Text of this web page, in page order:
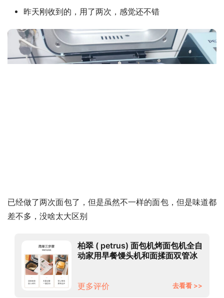
昨天刚收到的，用了两次，感觉还不错
已经做了两次面包了，但是虽然不一样的面包，但是味道都
差不多，没啥太大区别
柏翠 ( petrus) 面包机烤面包机全自
动家用早餐馒头机和面揉面双管冰
更多评价 去看看 >>